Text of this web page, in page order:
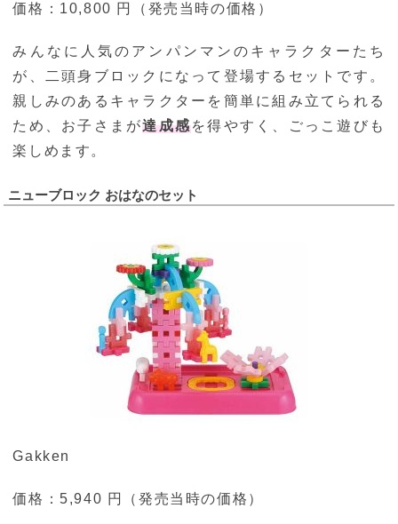
価格：10,800 円（発売当時の価格）
みんなに人気のアンパンマンのキャラクターたち
が、二頭身ブロックになって登場するセットです。
親しみのあるキャラクターを簡単に組み立てられる
ため、お子さまが達成感を得やすく、ごっこ遊びも
楽しめます。
ニューブロック おはなのセット
Gakken
価格：5,940 円（発売当時の価格）